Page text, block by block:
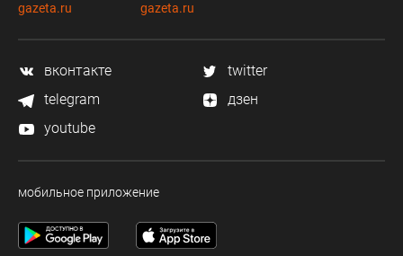
gazeta.ru
gazeta.ru
вконтакте
twitter
telegram
дзен
youtube
мобильное приложение